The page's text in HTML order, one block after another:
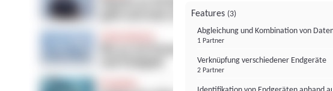
Features (3)
Abgleichung und Kombination von
1 Partner
Verknüpfung verschiedener Endgeräte
2 Partner